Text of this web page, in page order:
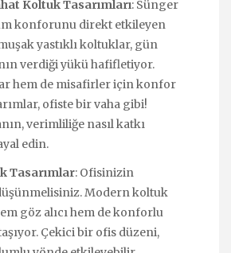
Koltuk Tasarımları: Sünger
konforunu direkt etkileyen
yastıklı koltuklar, gün
verdiği yükü hafifletiyor.
hem de misafirler için konfor
ofiste bir vaha gibi!
verimliliğe nasıl katkı
edin.
Tasarımlar: Ofisinizin
Modern koltuk
göz alıcı hem de konforlu
Çekici bir ofis düzeni,